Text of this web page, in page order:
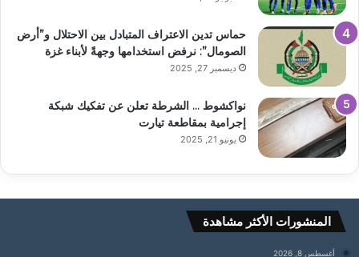
حماس تدين الاعتراف المتبادل بين الاحتلال و”أرض
الصومال”: نرفض استخدامها وجهةً لأبناء غزة
ديسمبر 27, 2025
نواكشوط … الشرطة تعلن عن تفكيك شبكة
إجرامية بمقاطعة تيارت
يونيو 21, 2025
المنشورات الأكثر مشاهدة
أغسطس 8, 2026